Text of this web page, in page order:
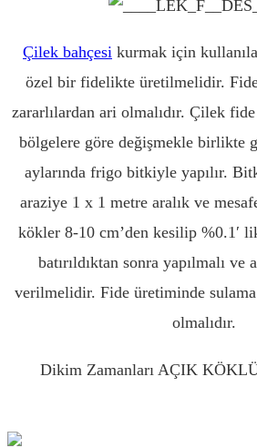
Çilek bahçesi kurmak için
özel bir fidelikte üretilmelidir.
zararlılardan ari olmalıdır. Çilek
bölgelere göre değişmekle birlikte
aylarında frigo bitkiyle yapılır.
araziye 1 x 1 metre aralık ve
kökler 8-10 cm’den kesilip %0.1′
batırıldıktan sonra yapılmalı ve
verilmelidir. Fide üretiminde
olmalıdır.
Dikim Zamanları AÇIK